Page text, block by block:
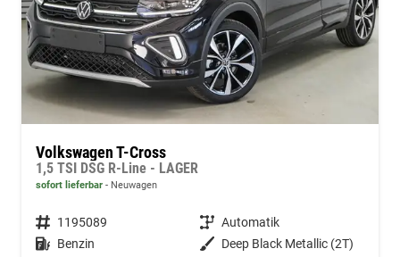
Volkswagen T-Cross
1,5 TSI DSG R-Line - LAGER
sofort lieferbar Neuwagen
Fahrzeugnummer 1195089 Getriebe Automatik
Kraftstoff Benzin Außenfarbe Deep Black Metallic (2T)